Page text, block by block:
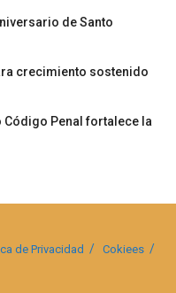
de Santo
crecimiento sostenido
Código Penal fortalece la
de Privacidad
Cokiees